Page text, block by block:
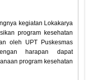
kegiatan Lokakarya
program kesehatan
oleh UPT Puskesmas
harapan dapat
program kesehatan